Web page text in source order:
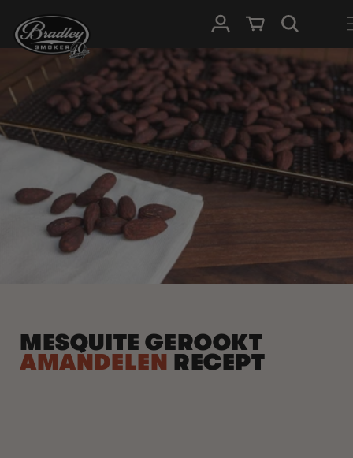
NAAR DE
CONTENT
InloggenWinkelwagen
MESQUITE GEROOKT
AMANDELEN RECEPT